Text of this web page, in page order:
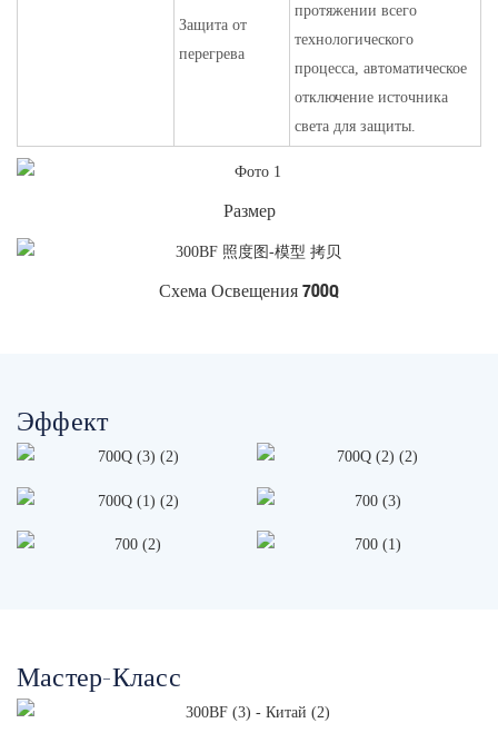
Защита от
перегрева
протяжении всего
технологического
процесса, автоматическое
отключение источника
света для защиты.
Размер
Схема Освещения 700Q
Эффект
Мастер-Класс